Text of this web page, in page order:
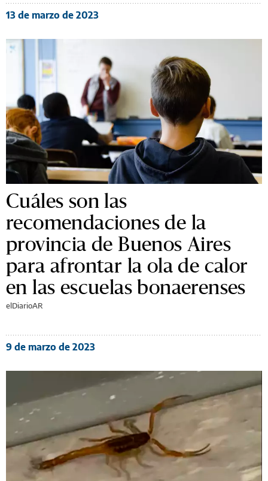
13 de marzo de 2023
Cuáles son las
recomendaciones de la
provincia de Buenos Aires
para afrontar la ola de calor
en las escuelas bonaerenses
elDiarioAR
9 de marzo de 2023